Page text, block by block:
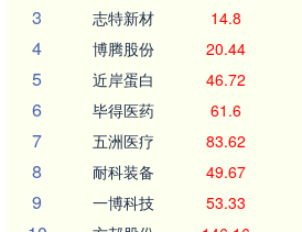
3 志特新材 14.8
4 博腾股份 20.44
5 近岸蛋白 46.72
6 毕得医药 61.6
7 五洲医疗 83.62
8 耐科装备 49.67
9 一博科技 53.33